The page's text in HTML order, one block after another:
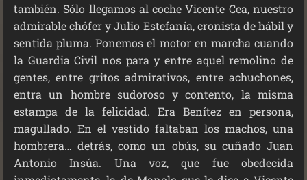
también. Sólo llegamos al coche Vicente Cea, nuestro
admirable chófer y Julio Estefanía, cronista de hábil y
sentida pluma. Ponemos el motor en marcha cuando
la Guardia Civil nos para y entre aquel remolino de
gentes, entre gritos admirativos, entre achuchones,
entra un hombre sudoroso y contento, la misma
estampa de la felicidad. Era Benítez en persona,
magullado. En el vestido faltaban los machos, una
hombrera… detrás, como un obús, su cuñado Juan
Antonio Insúa. Una voz, que fue obedecida